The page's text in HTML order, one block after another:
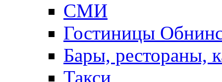
СМИ
Гостиницы
Бары, рестораны,
Такси